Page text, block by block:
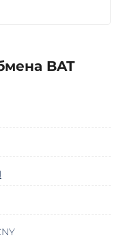
BAT